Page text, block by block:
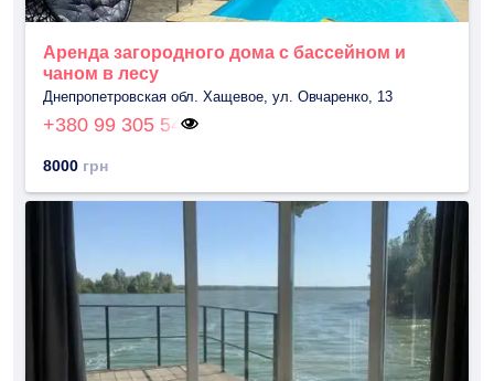
Аренда загородного дома с бассейном и
чаном в лесу
Днепропетровская обл. Хащевое, ул. Овчаренко, 13
+380 99 305 54
8000 грн